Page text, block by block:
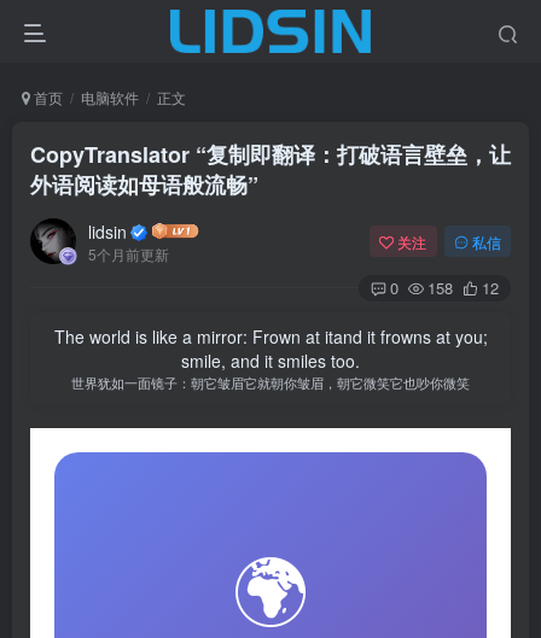
首页 电脑软件 正文
CopyTranslator “复制即翻译：打破语言壁垒，让
外语阅读如母语般流畅”
lidsin
5个月前更新
关注 私信
0 158 12
The world is like a mirror: Frown at itand it frowns at you;
smile, and it smiles too.
世界犹如一面镜子：朝它皱眉它就朝你皱眉，朝它微笑它也吵你微笑
🌍